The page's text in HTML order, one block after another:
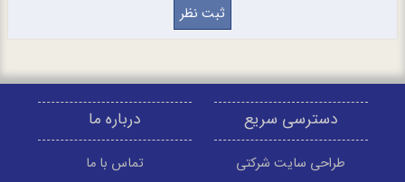
دسترسی سریع
طراحی سایت شرکتی
درباره ما
تماس با ما